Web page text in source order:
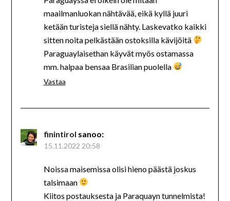
maailmanluokan nähtävää, eikä kyllä juuri
ketään turisteja siellä nähty. Laskevatko kaikki
sitten noita pelkästään ostoksilla kävijöitä
Paraguaylaisethan käyvät myös ostamassa
mm. halpaa bensaa Brasilian puolella
Vastaa
finintirol sanoo:
15.11.2022 20:58
Noissa maisemissa olisi hieno päästä joskus
talsimaan
Kiitos postauksesta ja Paraquayn tunnelmista!